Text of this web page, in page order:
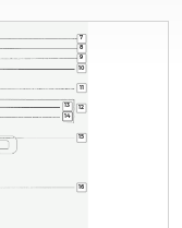
7
8
9
10
11
12
13
14
14
14
15
16